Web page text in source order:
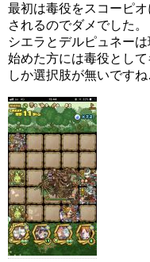
最初は毒役をスコーピ
されるのでダメでした。
シエラとデルピュネー
始めた方には毒役とし
しか選択肢が無いです